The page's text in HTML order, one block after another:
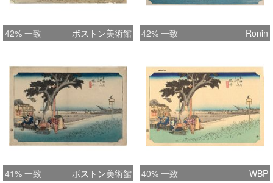
42% 一致 ボストン美術館 42% 一致 Ronin
41% 一致 ボストン美術館 40% 一致 WBP